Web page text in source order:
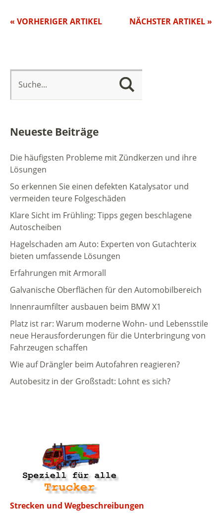
NÄCHSTER ARTIKEL »
« VORHERIGER ARTIKEL
Neueste Beiträge
Die häufigsten Probleme mit Zündkerzen und ihre
Lösungen
So erkennen Sie einen defekten Katalysator und
vermeiden teure Folgeschäden
Klare Sicht im Frühling: Tipps gegen beschlagene
Autoscheiben
Hagelschaden am Auto: Experten von Gutachterix
bieten umfassende Lösungen
Erfahrungen mit Armorall
Galvanische Oberflächen für den Automobilbereich
Innenraumfilter ausbauen beim BMW X1
Platz ist rar: Warum moderne Wohn- und Lebensstile
neue Herausforderungen für die Unterbringung von
Fahrzeugen schaffen
Wie auf Drängler beim Autofahren reagieren?
Autobesitz in der Großstadt: Lohnt es sich?
Strecken und Wegbeschreibungen